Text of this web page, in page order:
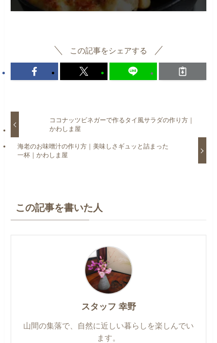
この記事をシェアする
ココナッツビネガーで作るタイ風サラダの作り方｜
かわしま屋
海老のお味噌汁の作り方｜美味しさギュッと詰まった
一杯｜かわしま屋
この記事を書いた人
スタッフ 幸野
山間の集落で、自然に近しい暮らしを楽しんでい
ます。